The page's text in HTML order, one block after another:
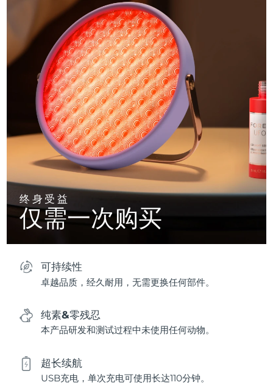
终身受益
仅需一次购买
可持续性
卓越品质，经久耐用，无需更换任何部件。
纯素&零残忍
本产品研发和测试过程中未使用任何动物。
超长续航
USB充电，单次充电可使用长达110分钟。